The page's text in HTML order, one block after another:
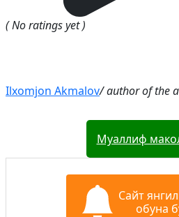
( No ratings yet )
Ilxomjon Akmalov/ author of the
Муаллиф
Сайт
обуна